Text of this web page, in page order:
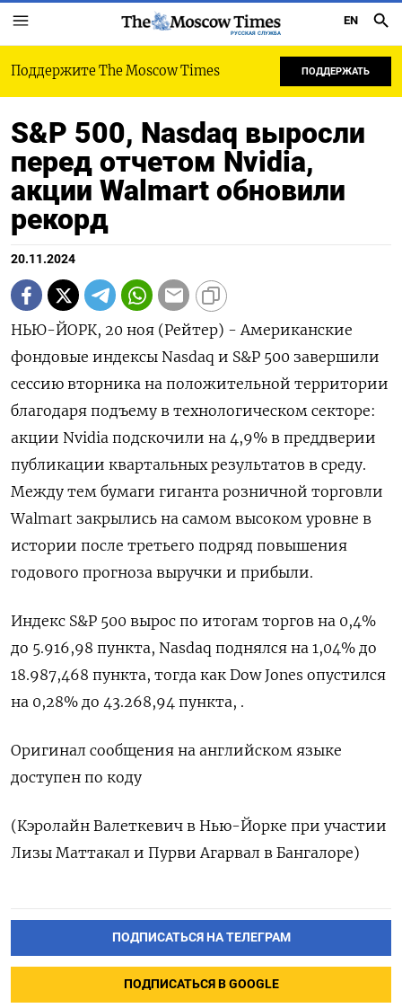
РУССКАЯ СЛУЖБА
EN
Поддержите The Moscow Times ПОДДЕРЖАТЬ
S&P 500, Nasdaq выросли
перед отчетом Nvidia,
акции Walmart обновили
рекорд
20.11.2024
НЬЮ-ЙОРК, 20 ноя (Рейтер) - Американские
фондовые индексы Nasdaq и S&P 500 завершили
сессию вторника на положительной территории
благодаря подъему в технологическом секторе:
акции Nvidia подскочили на 4,9% в преддверии
публикации квартальных результатов в среду.
Между тем бумаги гиганта розничной торговли
Walmart закрылись на самом высоком уровне в
истории после третьего подряд повышения
годового прогноза выручки и прибыли.
Индекс S&P 500 вырос по итогам торгов на 0,4%
до 5.916,98 пункта, ​Nasdaq поднялся на 1,04% до
18.987,468 пункта, тогда как Dow Jones опустился
на 0,28% до 43.268,94 пункта, ​.
Оригинал сообщения на английском языке
доступен по коду
(Кэролайн Валеткевич в Нью-Йорке при участии
Лизы Маттакал и Пурви Агарвал в Бангалоре)
ПОДПИСАТЬСЯ НА ТЕЛЕГРАМ
ПОДПИСАТЬСЯ В GOOGLE